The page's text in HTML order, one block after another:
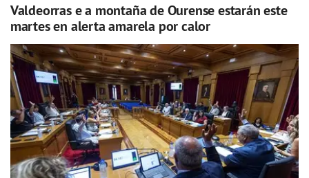
Valdeorras e a montaña de Ourense estarán este
martes en alerta amarela por calor